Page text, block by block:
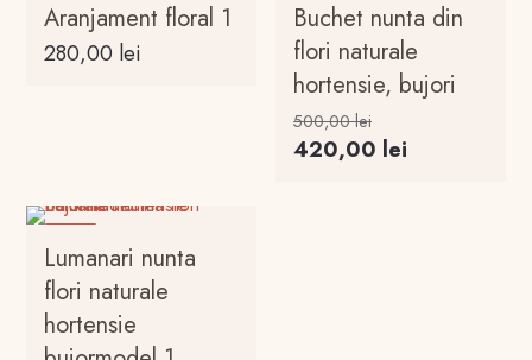
Aranjament floral 1
280,00 lei
Buchet nunta din
flori naturale
hortensie, bujori
500,00lei
inițial
420,00 lei
Lumanari nunta
flori naturale
hortensie